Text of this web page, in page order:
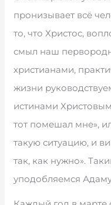
пронизывает всё
то, что Христос,
смыл наш
христианами,
жизни
истинами
тот помешал мне»,
такую ситуацию, и
так, как нужно».
уподобляемся